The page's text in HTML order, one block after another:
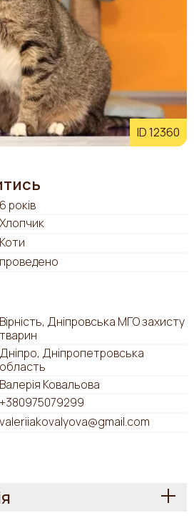
ID 12360
6 років
Хлопчик
Коти
проведено
Вірність, Дніпровська МГО захисту
тварин
Дніпро, Дніпропетровська
область
Валерія Ковальова
+380975079299
valeriiakovalyova@gmail.com